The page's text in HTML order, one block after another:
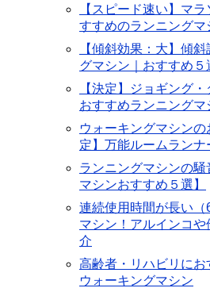
【スピード速い】マ
すすめのランニングマ
【傾斜効果：大】傾
グマシン｜おすすめ５
【決定】ジョギング
おすすめランニングマ
ウォーキングマシン
定】万能ルームランナ
ランニングマシンの
マシンおすすめ５選】
連続使用時間が長い
マシン！アルインコ
介
高齢者・リハビリに
ウォーキングマシン